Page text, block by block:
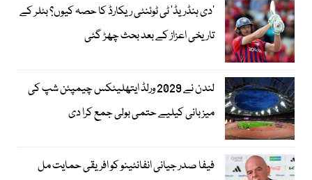
’دی ہنڈریڈ‘ ٹی ٹوئنٹی ریکارڈ کا حصہ کیوں؟ بٹلر کے
تاریخی اعزاز کے بعد بحث چھڑ گئی
لندن نے 2029 ورلڈ ایتھلیٹکس چیمپئن شپ کی
میزبانی کیلیے حتمی بولی جمع کرا دی
فیفا صدر جیانی انفانٹینو کو افریقی حمایت مل